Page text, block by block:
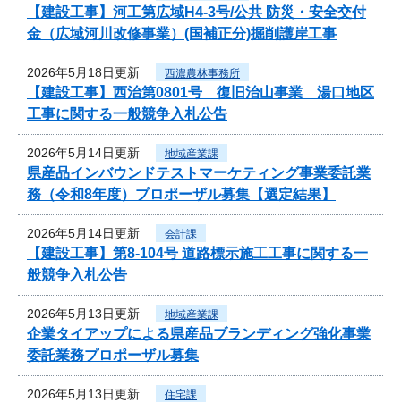
【建設工事】河工第広域H4-3号/公共 防災・安全交付
金（広域河川改修事業）(国補正分)掘削護岸工事
2026年5月18日更新 西濃農林事務所
【建設工事】西治第0801号 復旧治山事業 湯口地区
工事に関する一般競争入札公告
2026年5月14日更新 地域産業課
県産品インバウンドテストマーケティング事業委託業
務（令和8年度）プロポーザル募集【選定結果】
2026年5月14日更新 会計課
【建設工事】第8-104号 道路標示施工工事に関する一
般競争入札公告
2026年5月13日更新 地域産業課
企業タイアップによる県産品ブランディング強化事業
委託業務プロポーザル募集
2026年5月13日更新 住宅課